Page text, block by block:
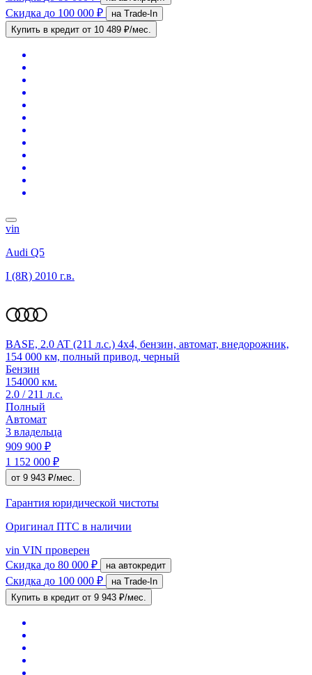
Скидка до 100 000 ₽
на Trade-In
Купить в кредит от 10 489 ₽/мес.
vin
Audi Q5
I (8R) 2010 г.в.
BASE, 2.0 AT (211 л.с.) 4x4, бензин, автомат, внедорожник,
154 000 км, полный привод, черный
Бензин
154000 км.
2.0 / 211 л.с.
Полный
Автомат
3 владельца
909 900 ₽
1 152 000 ₽
от 9 943 ₽/мес.
Гарантия юридической чистоты
Оригинал ПТС в наличии
vin VIN проверен
Скидка до 80 000 ₽ на автокредит
Скидка до 100 000 ₽
на Trade-In
Купить в кредит от 9 943 ₽/мес.